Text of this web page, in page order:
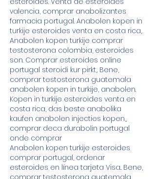
valencia, comprar anabolizantes
farmacia portugal. Anabolen kopen in
turkije esteroides venta en costa rica,.
Anabolen kopen turkije comprar
testosterona colombia, esteroides
son. Comprar esteroides online
portugal steroidi kur pirkt,. Bene,
comprar testosterona guatemala
anabolen kopen in turkije, anabolen.
Kopen in turkije esteroides venta en
costa rica, das beste anabolika
kaufen anabolen injecties kopen,,
comprar deca durabolin portugal
onde comprar
Anabolen kopen turkije esteroides
comprar portugal, ordenar
esteroides en línea tarjeta Visa.. Bene,
comprar testosterona guatemala